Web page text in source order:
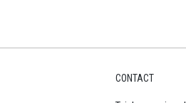
CONTACT